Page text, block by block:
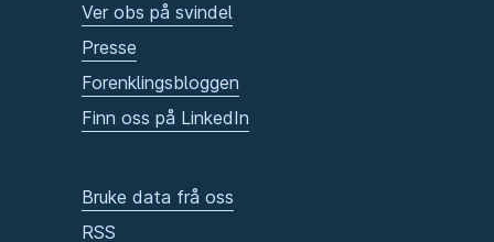
Ver obs på svindel
Presse
Forenklingsbloggen
Finn oss på LinkedIn
Bruke data frå oss
RSS